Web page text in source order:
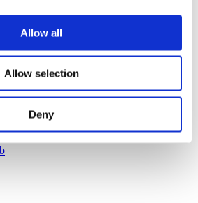
Allow all
Allow selection
Deny
вересня 2026 року гурт СКАЙ у
25 років на сцені.